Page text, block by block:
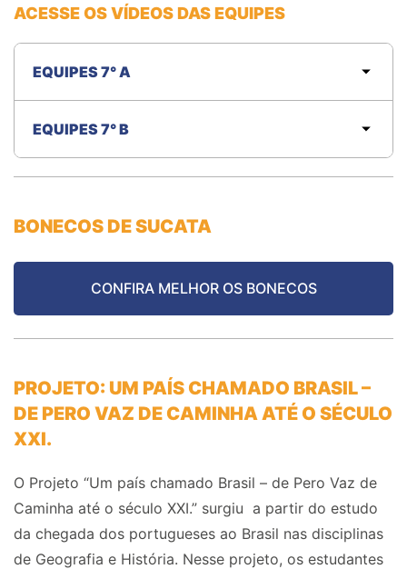
ACESSE OS VÍDEOS DAS EQUIPES
EQUIPES 7° A
EQUIPES 7° B
BONECOS DE SUCATA
CONFIRA MELHOR OS BONECOS
PROJETO: UM PAÍS CHAMADO BRASIL –
DE PERO VAZ DE CAMINHA ATÉ O SÉCULO
XXI.
O Projeto “Um país chamado Brasil – de Pero Vaz de
Caminha até o século XXI.” surgiu a partir do estudo
da chegada dos portugueses ao Brasil nas disciplinas
de Geografia e História. Nesse projeto, os estudantes